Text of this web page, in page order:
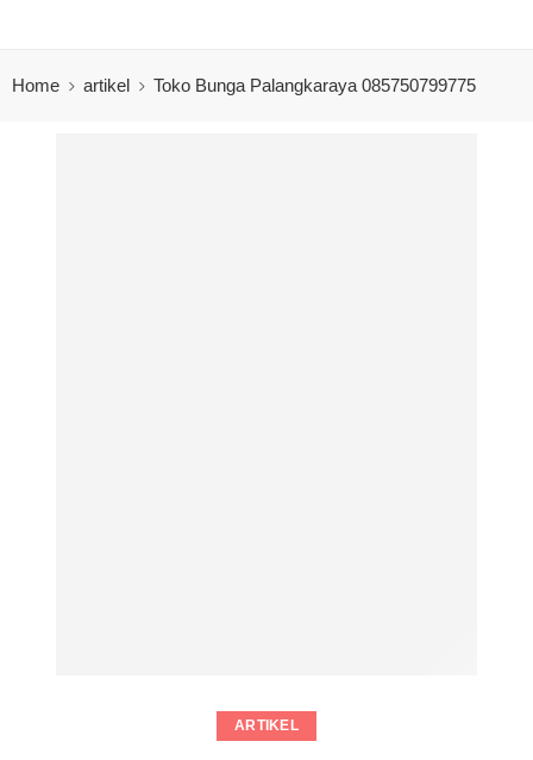
Home artikel Toko Bunga Palangkaraya 085750799775
ARTIKEL